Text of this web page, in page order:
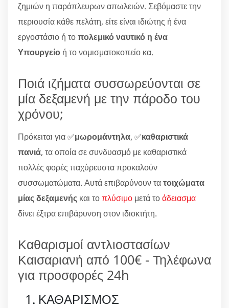
ζημιών η παράπλευρων απωλειών. Σεβόμαστε την
περιουσία κάθε πελάτη, είτε είναι ιδιώτης ή ένα
εργοστάσιο ή τοπολεμικό ναυτικό η ένα
Υπουργείο ή το νομισματοκοπείο κα.
Ποιά ιζήματα συσσωρεύονται σε
μία δεξαμενή με την πάροδο του
χρόνου;
Πρόκειται για ✅μωρομάντηλα, ✅καθαριστικά
πανιά, τα οποία σε συνδυασμό με καθαριστικά
πολλές φορές παχύρευστα προκαλούν
συσσωματώματα. Αυτά επιβαρύνουν τατοιχώματα
μίας δεξαμενής και τοπλύσιμο μετά τοάδειασμα
δίνει έξτρα επιβάρυνση στον ιδιοκτήτη.
Καθαρισμοί αντλιοστασίων
Καισαριανή από 100€ - Τηλέφωνα
για προσφορές 24h
ΚΑΘΑΡΙΣΜΟΣ